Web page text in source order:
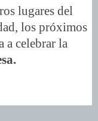
lugares del
los próximos
a celebrar la